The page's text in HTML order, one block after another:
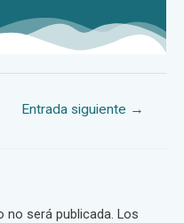
Entrada siguiente →
no será publicada. Los